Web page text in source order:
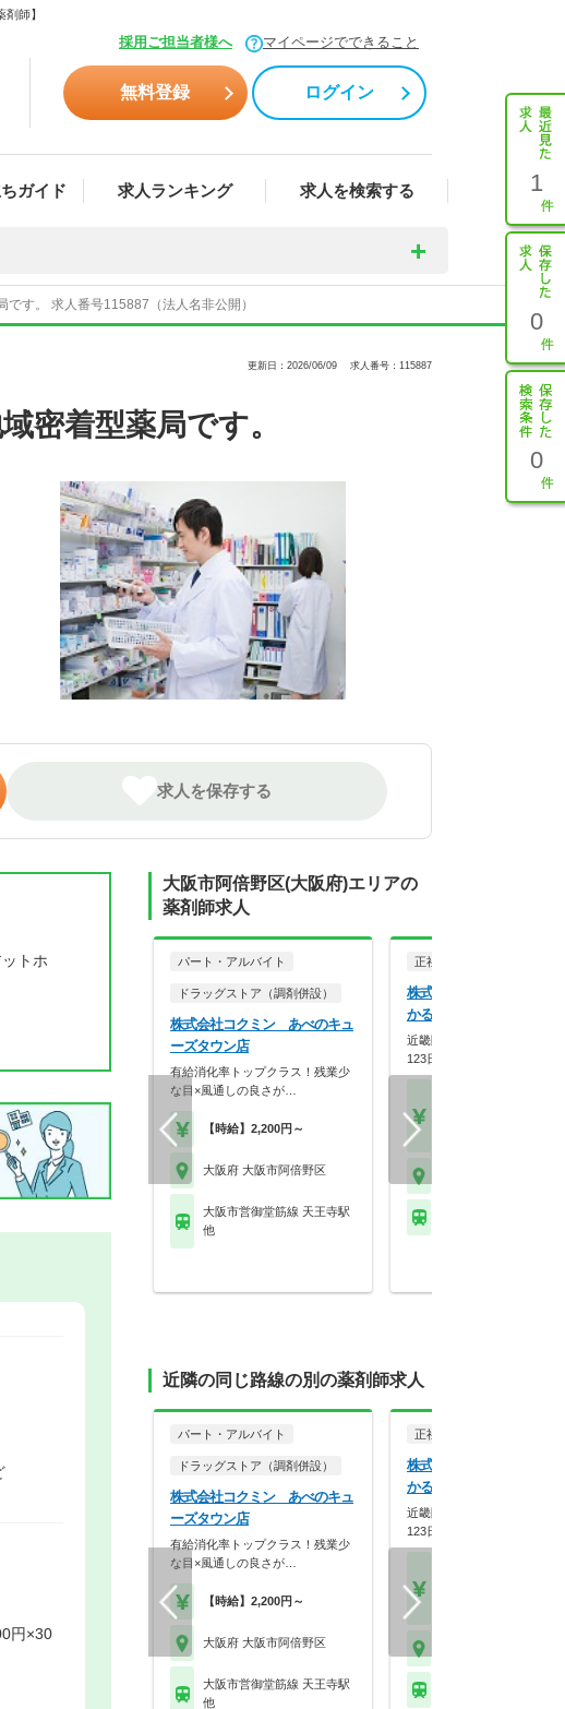
師】
採用ご担当者様へ マイページでできること
無料登録 ログイン
ガイド 求人ランキング 求人を検索する 1
0
0
です。 求人番号115887（法人名非公開）
更新日：2026/06/09 求人番号：115887
密着型薬局です。
求人を保存する
トホ
円×30
大阪市阿倍野区(大阪府)エリアの
薬剤師求人
パート・アルバイト
ドラッグストア（調剤併設）
株式会社コクミン あべのキュ
ーズタウン店
有給消化率トップクラス！残業少
な目×風通しの良さが…
【時給】2,200円～
大阪府 大阪市阿倍野区
大阪市営御堂筋線 天王寺駅
他
正社員
株式会社メディカルかる
かるがも薬局 文の里店
近畿圏に90店舗展開！年間
123日×スギHD母…
近隣の同じ路線の別の薬剤師求人
パート・アルバイト
ドラッグストア（調剤併設）
株式会社コクミン あべのキュ
ーズタウン店
有給消化率トップクラス！残業少
な目×風通しの良さが…
【時給】2,200円～
大阪府 大阪市阿倍野区
大阪市営御堂筋線 天王寺駅
他
正社員
株式会社メディカルかる
かるがも薬局 文の里店
近畿圏に90店舗展開！年間
123日×スギHD母…